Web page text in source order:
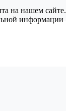
на нашем сайте.
информации